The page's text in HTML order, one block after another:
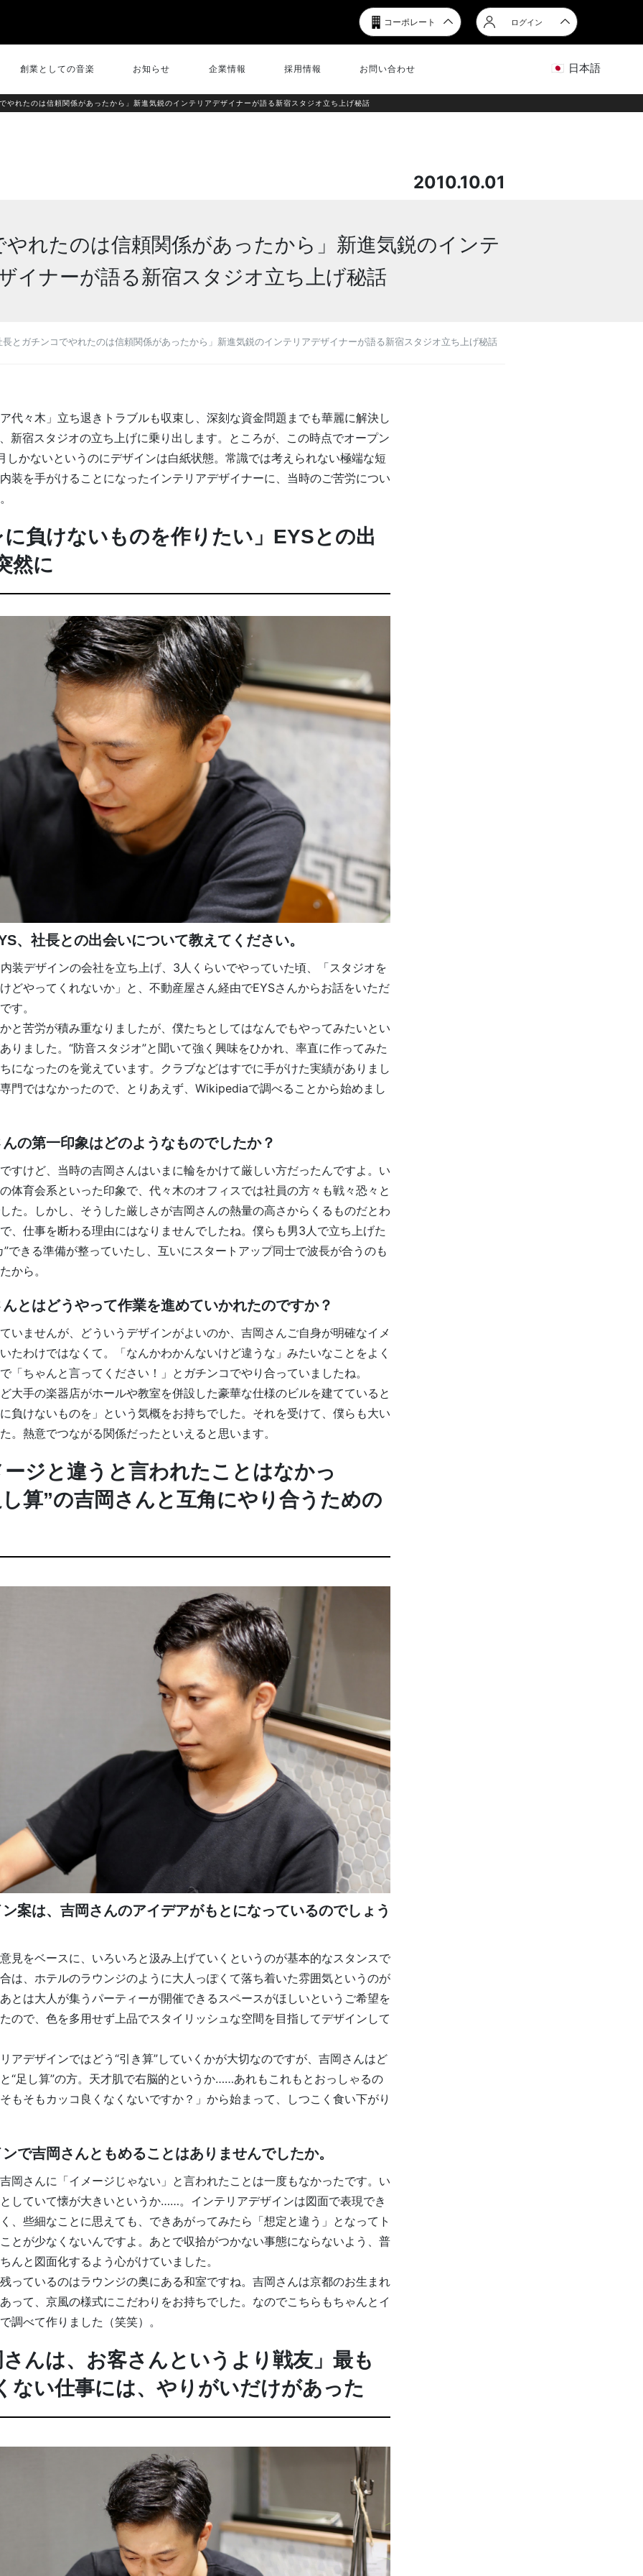
コーポレート ログイン
創業としての音楽 お知らせ 企業情報 採用情報 お問い合わせ 日本語
やれたのは信頼関係があったから」新進気鋭のインテリアデザイナーが語る新宿スタジオ立ち上げ秘話
2010.10.01
れたのは信頼関係があったから」新進気鋭のインテ
イナーが語る新宿スタジオ立ち上げ秘話
長とガチンコでやれたのは信頼関係があったから」新進気鋭のインテリアデザイナーが語る新宿スタジオ立ち上げ秘話
代々木」立ち退きトラブルも収束し、深刻な資金問題までも華麗に解決し
新宿スタジオの立ち上げに乗り出します。ところが、この時点でオープン
しかないというのにデザインは白紙状態。常識では考えられない極端な短
装を手がけることになったインテリアデザイナーに、当時のご苦労につい
負けないものを作りたい」EYSとの出
然に
、社長との出会いについて教えてください。
装デザインの会社を立ち上げ、3人くらいでやっていた頃、「スタジオを
どやってくれないか」と、不動産屋さん経由でEYSさんからお話をいただ
す。
と苦労が積み重なりましたが、僕たちとしてはなんでもやってみたいとい
りました。“防音スタジオ”と聞いて強く興味をひかれ、率直に作ってみた
になったのを覚えています。クラブなどはすでに手がけた実績がありまし
門ではなかったので、とりあえず、Wikipediaで調べることから始めまし
の第一印象はどのようなものでしたか？
すけど、当時の吉岡さんはいまに輪をかけて厳しい方だったんですよ。い
体育会系といった印象で、代々木のオフィスでは社員の方々も戦々恐々と
た。しかし、そうした厳しさが吉岡さんの熱量の高さからくるものだとわ
、仕事を断わる理由にはなりませんでしたね。僕らも男3人で立ち上げた
”できる準備が整っていたし、互いにスタートアップ同士で波長が合うのも
から。
とはどうやって作業を進めていかれたのですか？
いませんが、どういうデザインがよいのか、吉岡さんご自身が明確なイメ
たわけではなくて。「なんかわかんないけど違うな」みたいなことをよく
「ちゃんと言ってください！」とガチンコでやり合っていましたね。
大手の楽器店がホールや教室を併設した豪華な仕様のビルを建てていると
負けないものを」という気概をお持ちでした。それを受けて、僕らも大い
。熱意でつながる関係だったといえると思います。
ジと違うと言われたことはなかっ
算”の吉岡さんと互角にやり合うための
案は、吉岡さんのアイデアがもとになっているのでしょう
見をベースに、いろいろと汲み上げていくというのが基本的なスタンスで
は、ホテルのラウンジのように大人っぽくて落ち着いた雰囲気というのが
とは大人が集うパーティーが開催できるスペースがほしいというご希望を
ので、色を多用せず上品でスタイリッシュな空間を目指してデザインして
アデザインではどう“引き算”していくかが大切なのですが、吉岡さんはど
“足し算”の方。天才肌で右脳的というか……あれもこれもとおっしゃるの
もそもカッコ良くなくないですか？」から始まって、しつこく食い下がり
で吉岡さんともめることはありませんでしたか。
岡さんに「イメージじゃない」と言われたことは一度もなかったです。い
していて懐が大きいというか……。インテリアデザインは図面で表現でき
、些細なことに思えても、できあがってみたら「想定と違う」となってト
とが少なくないんですよ。あとで収拾がつかない事態にならないよう、普
んと図面化するよう心がけていました。
っているのはラウンジの奥にある和室ですね。吉岡さんは京都のお生まれ
って、京風の様式にこだわりをお持ちでした。なのでこちらもちゃんとイ
調べて作りました（笑笑）。
んは、お客さんというより戦友」最も
ない仕事には、やりがいだけがあった